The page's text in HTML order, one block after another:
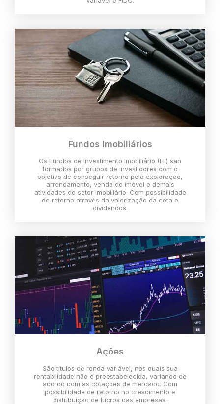
Fundos Imobiliários
Os Fundos de Investimento Imobiliário (FII) são
formados por grupos de investidores com o
objetivo de conseguir retorno pela exploração,
arrendamento, venda do imóvel e demais
atividades do setor imobiliário. Com possibilidade
de retorno através da valorização da cota e
dividendos.
Ações
São títulos de renda variável, nos quais sua
rentabilidade não é preestabelecida, variando de
acordo com as cotações de mercado. Com
possibilidade de retorno no crescimento e
distribuição de lucros das empresas.